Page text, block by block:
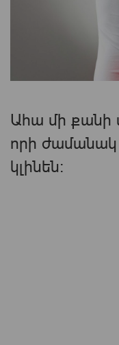
Ահա մի քանի
որի
կլինեն։